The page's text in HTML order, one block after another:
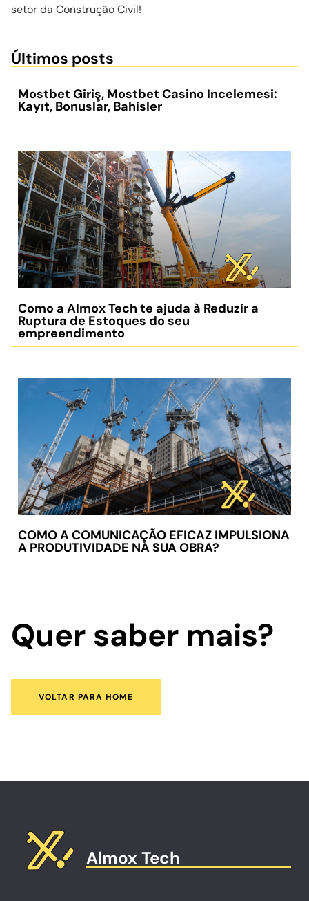
setor da Construção Civil!
Últimos posts
Mostbet Giriş, Mostbet Casino Incelemesi:
Kayıt, Bonuslar, Bahisler
Como a Almox Tech te ajuda à Reduzir a
Ruptura de Estoques do seu
empreendimento
COMO A COMUNICAÇÃO EFICAZ IMPULSIONA
A PRODUTIVIDADE NA SUA OBRA?
Quer saber mais?
VOLTAR PARA HOME
Almox Tech